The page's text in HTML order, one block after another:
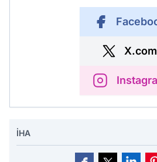
X.com
İHA